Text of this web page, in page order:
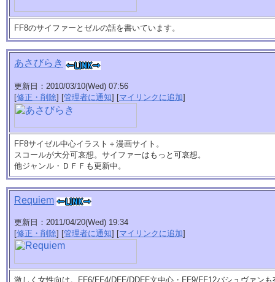
FF8のサイファーとゼルの話を書いています。
あさびらき
更新日：2010/03/10(Wed) 07:56
[修正・削除] [管理者に通知] [マイリンクに追加]
FF8サイゼル中心イラスト＋漫画サイト。
スコールが大分可哀想。サイファーはもっと可哀想。
他ジャンル・ＤＦＦも更新中。
Requiem
更新日：2011/04/20(Wed) 19:34
[修正・削除] [管理者に通知] [マイリンクに追加]
激しく女性向け。FF6/FF4/DFF/DDFF文中心・FF9/FF12バシュヴァン